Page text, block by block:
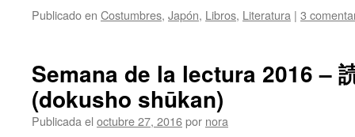
Publicado en Costumbres, Japón, Libros, Literatura | 3
Semana de la lectura 2016 –
(dokusho shūkan)
Publicada el octubre 27, 2016por nora